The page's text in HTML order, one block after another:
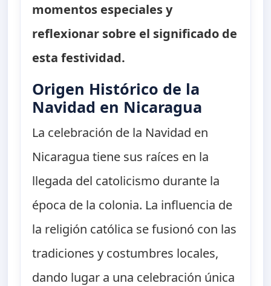
momentos especiales y
reflexionar sobre el significado de
esta festividad.
Origen Histórico de la
Navidad en Nicaragua
La celebración de la Navidad en
Nicaragua tiene sus raíces en la
llegada del catolicismo durante la
época de la colonia. La influencia de
la religión católica se fusionó con las
tradiciones y costumbres locales,
dando lugar a una celebración única